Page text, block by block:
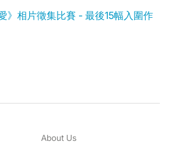
》相片徵集比賽 - 最後15幅入圍作
About Us